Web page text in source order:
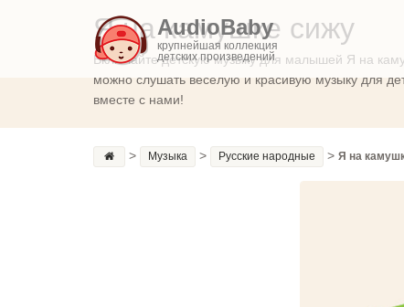
AudioBaby
крупнейшая коллекция
детских произведений
Я на камушке сижу
Включайте детскую музыку для малышей Я на
можно слушать веселую и красивую музыку для
вместе с нами!
> Музыка > Русские народные > Я на